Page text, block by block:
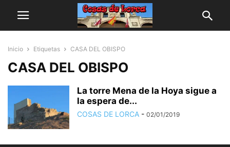
Inicio Etiquetas CASA DEL OBISPO
CASA DEL OBISPO
La torre Mena de la Hoya sigue a
la espera de...
COSAS DE LORCA - 02/01/2019